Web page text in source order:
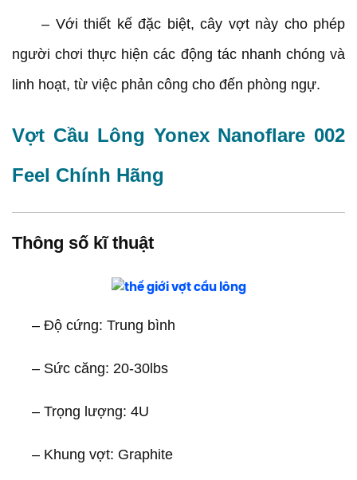
– Với thiết kế đặc biệt, cây vợt này cho phép
người chơi thực hiện các động tác nhanh chóng và
linh hoạt, từ việc phản công cho đến phòng ngự.
Vợt Cầu Lông Yonex Nanoflare 002
Feel Chính Hãng
Thông số kĩ thuật
– Độ cứng: Trung bình
– Sức căng: 20-30lbs
– Trọng lượng: 4U
– Khung vợt: Graphite